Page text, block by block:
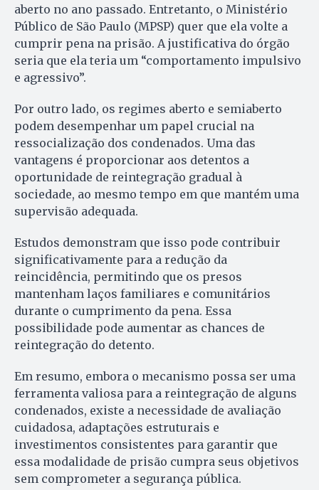
aberto no ano passado. Entretanto, o Ministério
Público de São Paulo (MPSP) quer que ela volte a
cumprir pena na prisão. A justificativa do órgão
seria que ela teria um “comportamento impulsivo
e agressivo”.
Por outro lado, os regimes aberto e semiaberto
podem desempenhar um papel crucial na
ressocialização dos condenados. Uma das
vantagens é proporcionar aos detentos a
oportunidade de reintegração gradual à
sociedade, ao mesmo tempo em que mantém uma
supervisão adequada.
Estudos demonstram que isso pode contribuir
significativamente para a redução da
reincidência, permitindo que os presos
mantenham laços familiares e comunitários
durante o cumprimento da pena. Essa
possibilidade pode aumentar as chances de
reintegração do detento.
Em resumo, embora o mecanismo possa ser uma
ferramenta valiosa para a reintegração de alguns
condenados, existe a necessidade de avaliação
cuidadosa, adaptações estruturais e
investimentos consistentes para garantir que
essa modalidade de prisão cumpra seus objetivos
sem comprometer a segurança pública.